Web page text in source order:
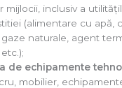
mijlocii, inclusiv a
(alimentare cu apă,
naturale, agent
de echipamente
mobilier,